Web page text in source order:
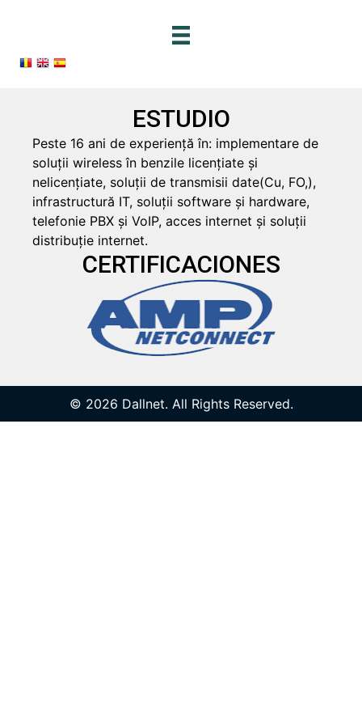
content
ESTUDIO
Peste 16 ani de experiență în: implementare de
soluții wireless în benzile licențiate și
nelicențiate, soluții de transmisii date(Cu, FO,),
infrastructură IT, soluții software și hardware,
telefonie PBX și VoIP, acces internet și soluții
distribuție internet.
CERTIFICACIONES
© 2026 Dallnet. All Rights Reserved.